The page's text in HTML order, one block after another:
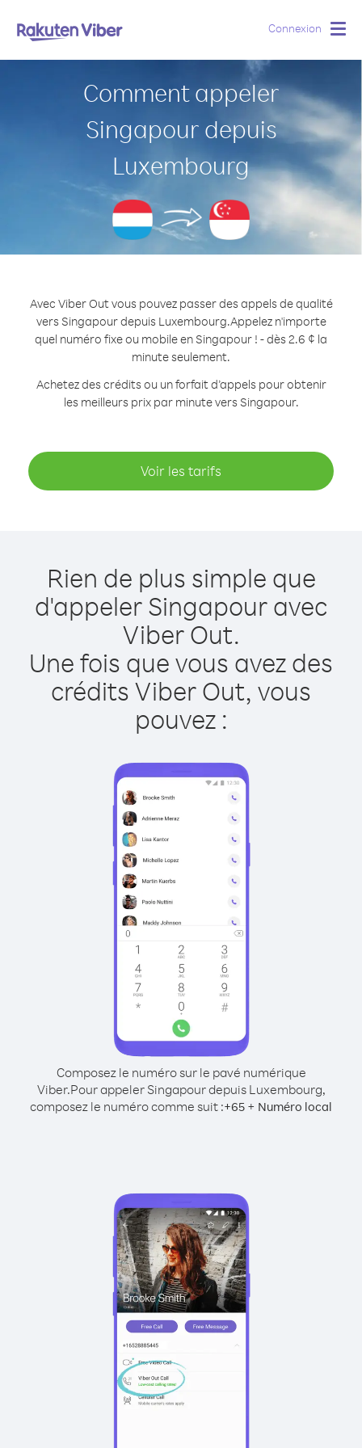
Connexion
Comment appeler
Singapour depuis
Luxembourg
Avec Viber Out vous pouvez passer des appels de qualité
vers Singapour depuis Luxembourg.Appelez n'importe
quel numéro fixe ou mobile en Singapour ! - dès 2.6 ¢ la
minute seulement.
Achetez des crédits ou un forfait d’appels pour obtenir
les meilleurs prix par minute vers Singapour.
Voir les tarifs
Rien de plus simple que
d'appeler Singapour avec
Viber Out.
Une fois que vous avez des
crédits Viber Out, vous
pouvez :
Composez le numéro sur le pavé numérique
Viber.Pour appeler Singapour depuis Luxembourg,
composez le numéro comme suit :+65 + Numéro local